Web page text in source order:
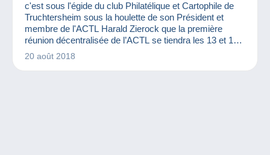
c'est sous l'égide du club Philatélique et Cartophile de
Truchtersheim sous la houlette de son Président et
membre de l'ACTL Harald Zierock que la première
réunion décentralisée de l’ACTL se tiendra les 13 et 14
octobre 2018 à la salle de l'ancienne Mairie place de
20 août 2018